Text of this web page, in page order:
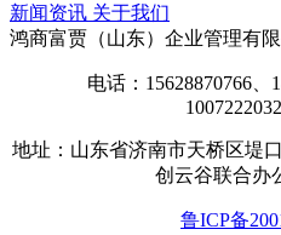
新闻资讯 关于我们
鸿商富贾（山东）企业管理有
电话：15628870766
地址：山东省济南市天桥区堤
创云谷联合办
鲁ICP备